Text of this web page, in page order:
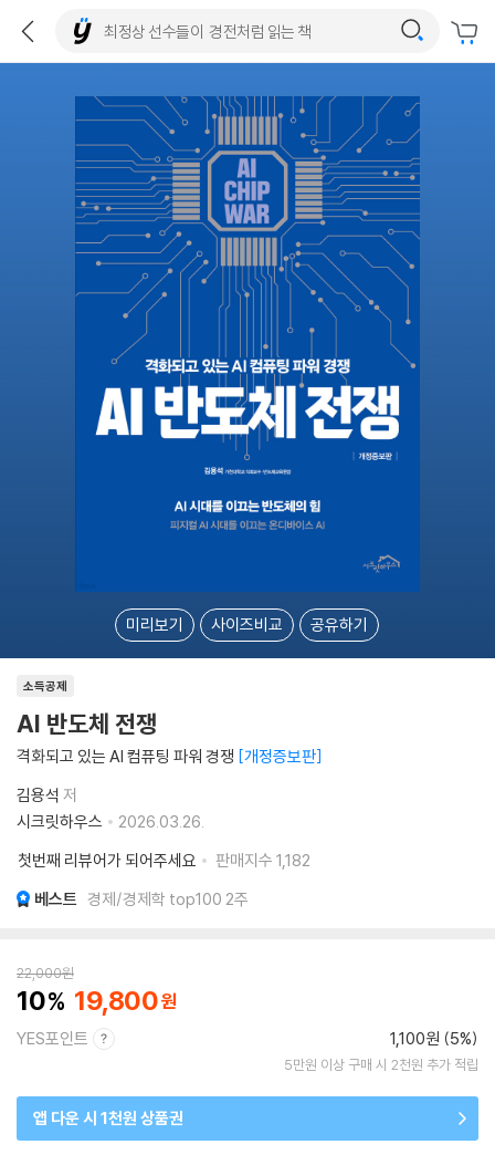
미리보기 사이즈비교 공유하기
소득공제
AI 반도체 전쟁
격화되고 있는 AI 컴퓨팅 파워 경쟁 개정증보판
김용석 저
시크릿하우스
2026.03.26.
첫번째 리뷰어가 되어주세요
판매지수 1,182
베스트 경제/경제학 top100 2주
22,000원
10 19,800
YES포인트 1,100원 (5%)
5만원 이상 구매 시 2천원 추가 적립
앱 다운 시 1천원 상품권